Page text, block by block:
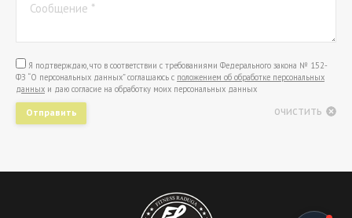
Сообщение *
Я подтверждаю, что в соответствии с требованиями Федерального закона № 152-
ФЗ “О персональных данных” соглашаюсь с положением об обработке персональных
данных и даю согласие на обработку моих персональных данных
Отправить очистить